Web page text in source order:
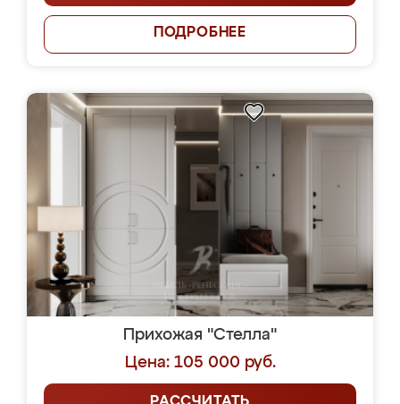
ПОДРОБНЕЕ
Прихожая "Стелла"
Цена: 105 000 руб.